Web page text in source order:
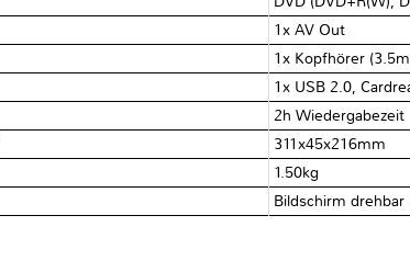
1x AV Out
1x Kopfhörer
1x USB 2.0,
2h Wiedergabezeit
311x45x216mm
1.50kg
Bildschirm